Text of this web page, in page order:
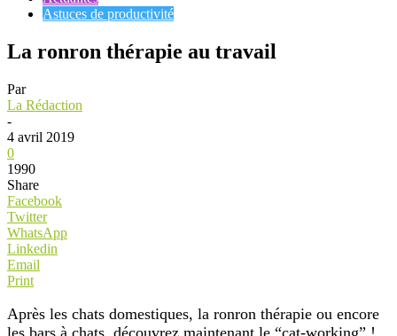
Astuces de productivité
La ronron thérapie au travail
Par
La Rédaction
-
4 avril 2019
0
1990
Share
Facebook
Twitter
WhatsApp
Linkedin
Email
Print
Après les chats domestiques, la ronron thérapie ou encore
les bars à chats, découvrez maintenant le “cat-working” !